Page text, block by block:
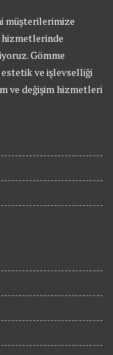
müşterilerimize
hizmetlerinde
Gömme
ve işlevselliği
ve değişim hizmetleri